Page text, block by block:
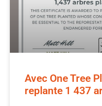
Avec One Tree
replante 1 437